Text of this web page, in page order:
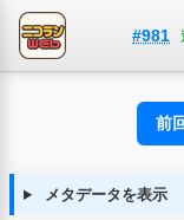
#981
前
メタデータを表示